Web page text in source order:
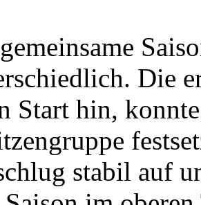
Die
Start hin,
stabil auf